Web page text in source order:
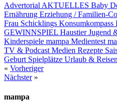
Advertorial AKTUELLES Baby
Ernährung Erziehung / Familien-
Frau Schicklings Konsumkompass
GEWINNSPIEL HaustierJugend
Kinderspiele mampa Medientest
TV & Podcast Medien Rezepte
Geburt Spielplätze Urlaub & Reisen
« Vorheriger
Nächster»
mampa